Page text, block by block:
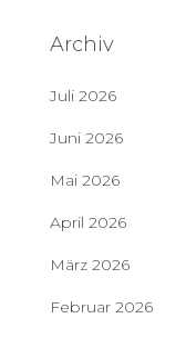
Archiv
Juli 2026
Juni 2026
Mai 2026
April 2026
März 2026
Februar 2026